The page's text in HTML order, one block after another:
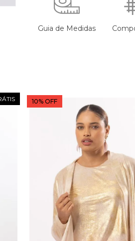
Guia de Medidas
10% OFF